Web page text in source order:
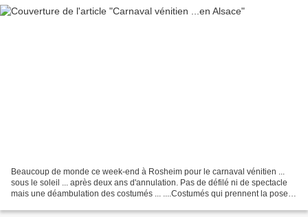
Beaucoup de monde ce week-end à Rosheim pour le carnaval vénitien ...
sous le soleil ... après deux ans d'annulation. Pas de défilé ni de spectacle
mais une déambulation des costumés ... ....Costumés qui prennent la pose